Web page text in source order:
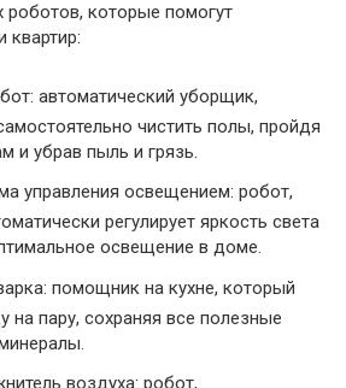
которые помогут
автоматический уборщик,
чистить полы, пройдя
и убрав пыль и грязь.
управления освещением: робот,
регулирует яркость света
освещение в доме.
помощник на кухне, который
на пару, сохраняя все полезные
воздуха: робот,